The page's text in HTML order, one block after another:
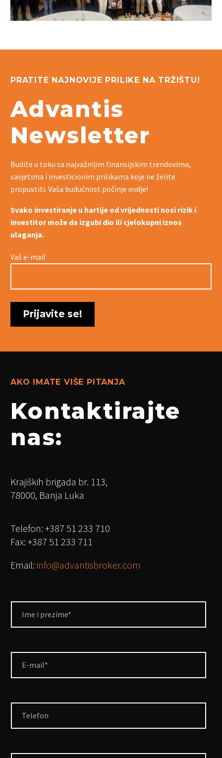
PRATITE NAJNOVIJE PRILIKE NA TRŽIŠTU!
Advantis
Newsletter
Budite u toku sa najvažnijim finansijskim trendovima,
savjetima i investicionim prilikama koje ne želite
propustiti. Vaša budućnost počinje ovdje!
Svako investiranje u hartije od vrijednosti nosi rizik i
investitor može da izgubi dio ili cjelokupni iznos
ulaganja.
Vaš e-mail
AKO IMATE VIŠE PITANJA
Kontaktirajte
nas:
Krajiških brigada br. 113,
78000, Banja Luka
Telefon: +387 51 233 710
Fax: +387 51 233 711
Email: info@advantisbroker.com